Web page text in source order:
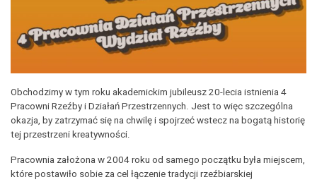
Obchodzimy w tym roku akademickim jubileusz 20-lecia istnienia 4
Pracowni Rzeźby i Działań Przestrzennych. Jest to więc szczególna
okazja, by zatrzymać się na chwilę i spojrzeć wstecz na bogatą historię
tej przestrzeni kreatywności.
Pracownia założona w 2004 roku od samego początku była miejscem,
które postawiło sobie za cel łączenie tradycji rzeźbiarskiej